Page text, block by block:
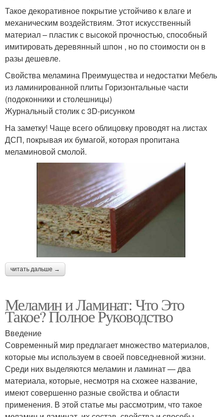
Такое декоративное покрытие устойчиво к влаге и
механическим воздействиям. Этот искусственный
материал – пластик с высокой прочностью, способный
имитировать деревянный шпон , но по стоимости он в
разы дешевле.
Свойства меламина Преимущества и недостатки Мебель
из ламинированной плиты Горизонтальные части
(подоконники и столешницы)
Журнальный столик с 3D-рисунком
На заметку! Чаще всего облицовку проводят на листах
ДСП, покрывая их бумагой, которая пропитана
меламиновой смолой.
читать дальше →
Меламин и Ламинат: Что Это
Такое? Полное Руководство
Введение
Современный мир предлагает множество материалов,
которые мы используем в своей повседневной жизни.
Среди них выделяются меламин и ламинат — два
материала, которые, несмотря на схожее название,
имеют совершенно разные свойства и области
применения. В этой статье мы рассмотрим, что такое